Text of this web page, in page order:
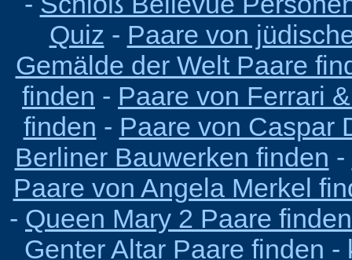
Quiz - Paare von
Gemälde der Welt Paare
finden - Paare von Ferrari
finden - Paare von Caspar
Berliner Bauwerken finden -
Paare von Angela Merkel
- Queen Mary 2 Paare finden
Genter Altar Paare finden -